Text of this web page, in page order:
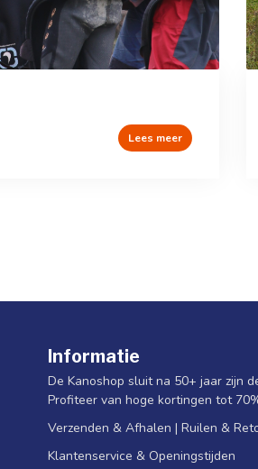
Lees meer
Informatie
De Kanoshop sluit na 50+ jaar zijn
Profiteer van hoge kortingen tot
Verzenden & Afhalen | Ruilen &
Klantenservice & Openingstijden